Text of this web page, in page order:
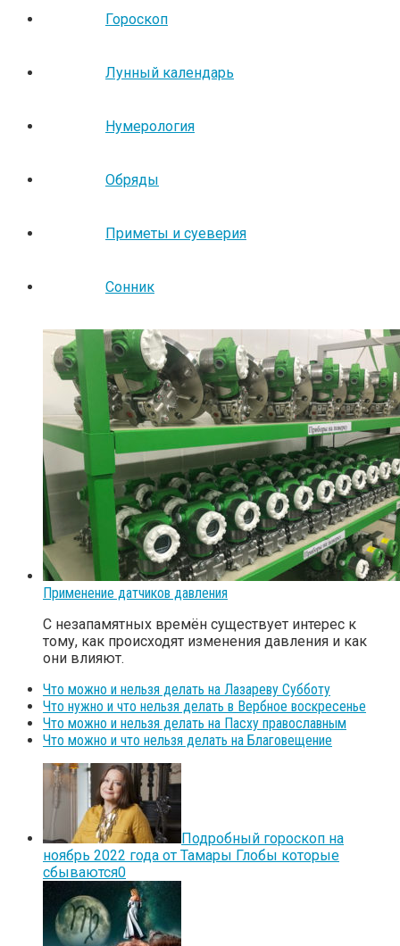
Гороскоп
Лунный календарь
Нумерология
Обряды
Приметы и суеверия
Сонник
Применение датчиков давления
С незапамятных времён существует интерес к
тому, как происходят изменения давления и как
они влияют.
Что можно и нельзя делать на Лазареву Субботу
Что нужно и что нельзя делать в Вербное воскресенье
Что можно и нельзя делать на Пасху православным
Что можно и что нельзя делать на Благовещение
Подробный гороскоп на
ноябрь 2022 года от Тамары Глобы которые
сбываются0